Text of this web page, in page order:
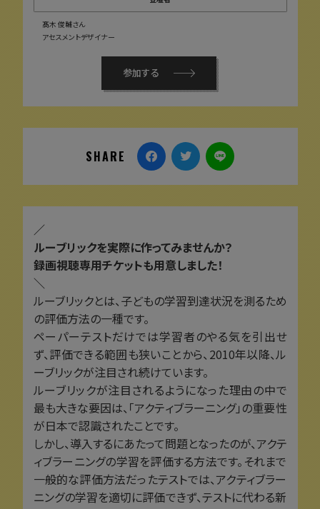
髙木 俊輔さん
アセスメントデザイナー
参加する
SHARE
／
ルーブリックを実際に作ってみませんか？
録画視聴専用チケットも用意しました！
＼
ルーブリックとは、子どもの学習到達状況を測るため
の評価方法の一種です。
ペーパーテストだけでは学習者のやる気を引出せ
ず、評価できる範囲も狭いことから、2010年以降、ル
ーブリックが注目され続けています。
ルーブリックが注目されるようになった理由の中で
最も大きな要因は、「アクティブラーニング」の重要性
が日本で認識されたことです。
しかし、導入するにあたって問題となったのが、アクテ
ィブラーニングの学習を評価する方法です。それまで
一般的な評価方法だったテストでは、アクティブラー
ニングの学習を適切に評価できず、テストに代わる新